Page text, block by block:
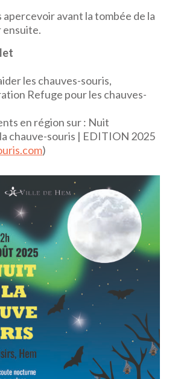
apercevoir avant la tombée de la
ensuite.
les chauves-souris,
Refuge pour les chauves-
en région sur : Nuit
chauve-souris | EDITION 2025
)